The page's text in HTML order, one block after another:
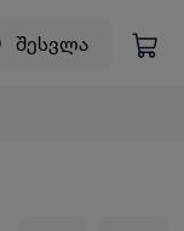
შესვლა